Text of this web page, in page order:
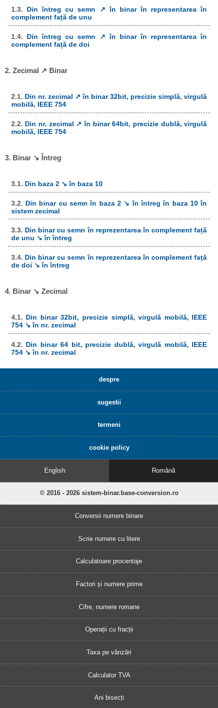
1.3. Din întreg cu semn ↗ în binar în representarea în
complement față de unu
1.4. Din întreg cu semn ↗ în binar în representarea în
complement față de doi
2. Zecimal ↗ Binar
2.1. Din nr. zecimal ↗ în binar 32bit, precizie simplă, virgulă
mobilă, IEEE 754
2.2. Din nr. zecimal ↗ în binar 64bit, precizie dublă, virgulă
mobilă, IEEE 754
3. Binar ↘ Întreg
3.1. Din baza 2 ↘ în baza 10
3.2. Din binar cu semn în baza 2 ↘ în întreg în baza 10 în
sistem zecimal
3.3. Din binar cu semn în reprezentarea în complement față
de unu ↘ în întreg
3.4. Din binar cu semn în reprezentarea în complement față
de doi ↘ în întreg
4. Binar ↘ Zecimal
4.1. Din binar 32bit, precizie simplă, virgulă mobilă, IEEE
754 ↘ în nr. zecimal
4.2. Din binar 64 bit, precizie dublă, virgulă mobilă, IEEE
754 ↘ în nr. zecimal
despre
sugestii
termeni
cookie policy
English Română
© 2016 - 2026 sistem-binar.base-conversion.ro
Conversii numere binare
Scrie numere cu litere
Calculatoare procentaje
Factori și numere prime
Cifre, numere romane
Operații cu fracții
Taxa pe vânzări
Calculator TVA
Ani bisecți